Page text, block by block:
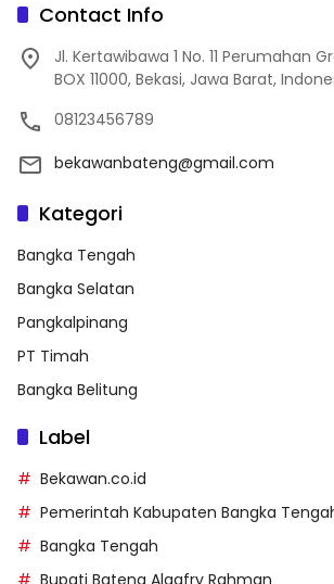
Contact Info
Jl. Kertawibawa 1 No. 11 Perumahan
BOX 11000, Bekasi, Jawa Barat,
08123456789
bekawanbateng@gmail.com
Kategori
Bangka Tengah
Bangka Selatan
Pangkalpinang
PT Timah
Bangka Belitung
Label
Bekawan.co.id
Pemerintah Kabupaten Bangka
Bangka Tengah